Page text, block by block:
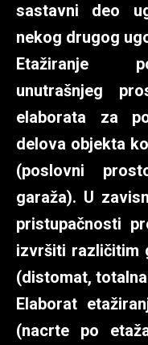
sastavni deo
nekog drugog
Etažiranje
unutrašnjeg
elaborata za
delova objekta
(poslovni
garaža). U
pristupačnosti
izvršiti različitim
(distomat,
Elaborat
(nacrte po